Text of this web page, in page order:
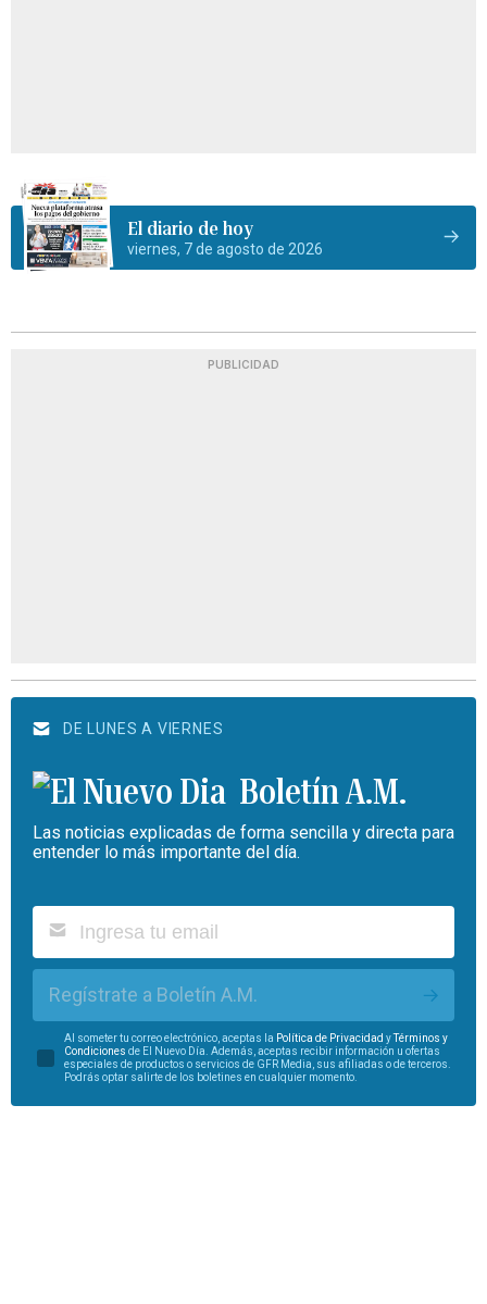
El diario de hoy
viernes, 7 de agosto de 2026
PUBLICIDAD
DE LUNES A VIERNES
Boletín A.M.
Las noticias explicadas de forma sencilla y directa para
entender lo más importante del día.
Regístrate a Boletín A.M.
Al someter tu correo electrónico, aceptas la Política de Privacidad y
Términos y
Condiciones de El Nuevo Día. Además, aceptas recibir información u ofertas
especiales de productos o servicios de GFR Media, sus afiliadas o de terceros.
Podrás optar salirte de los boletines en cualquier momento.